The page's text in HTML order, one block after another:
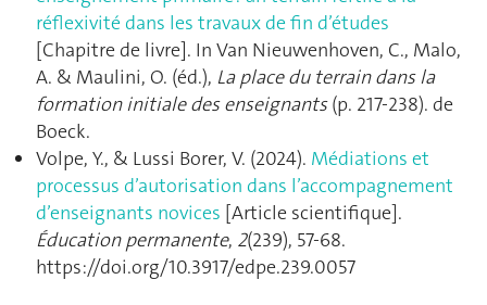
réflexivité dans les travaux de fin d’études
[Chapitre de livre]. In Van Nieuwenhoven, C., Malo,
A. & Maulini, O. (éd.), La place du terrain dans la
formation initiale des enseignants(p. 217‑238). de
Boeck.
Volpe, Y., & Lussi Borer, V. (2024). Médiations et
processus d’autorisation dans l’accompagnement
d’enseignants novices [Article scientifique].
Éducation permanente, 2(239), 57‑68.
https://doi.org/10.3917/edpe.239.0057